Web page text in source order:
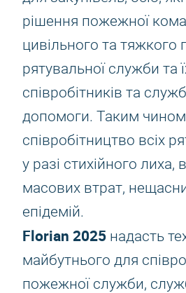
рішення пожежної
цивільного та тяжкого
рятувальної служби та
співробітників та
допомоги. Таким
співробітництво всіх
у разі стихійного лиха,
масових втрат,
епідемій.
Florian 2025 надасть
майбутнього для
пожежної служби,